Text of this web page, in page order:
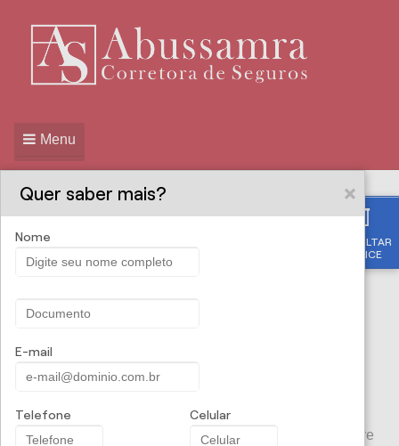
CONSULTAR
APÓLICE
Menu
PROPOSTA ONLINE
ABUSSAMRA
Tablet
OSeguro para Tablets
oferece a reposição do seu
aparelho em casos de danos ou roubo. Saiba mais sobre
Quer saber mais?
Nome
E-mail
Telefone Celular